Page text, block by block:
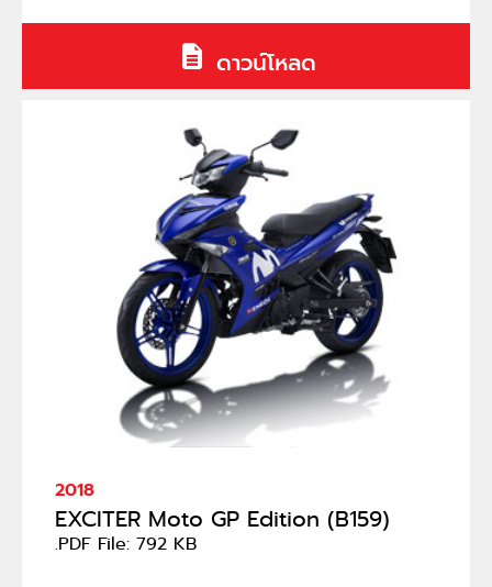
ดาวน์โหลด
2018
EXCITER Moto GP Edition (B159)
.PDF File: 792 KB